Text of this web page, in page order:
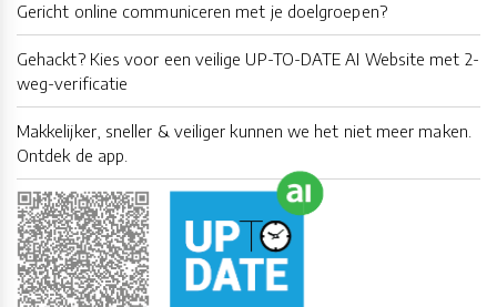
Gericht online communiceren met je doelgroepen?
Gehackt? Kies voor een veilige UP-TO-DATE AI Website met 2-
weg-verificatie
Makkelijker, sneller & veiliger kunnen we het niet meer maken.
Ontdek de app.